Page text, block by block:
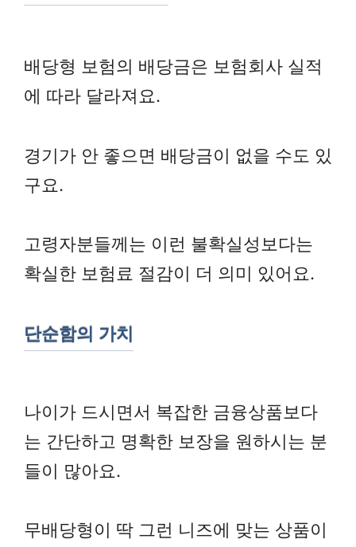
배당형 보험의 배당금은 보험회사 실적
에 따라 달라져요.
경기가 안 좋으면 배당금이 없을 수도 있
구요.
고령자분들께는 이런 불확실성보다는
확실한 보험료 절감이 더 의미 있어요.
단순함의 가치
나이가 드시면서 복잡한 금융상품보다
는 간단하고 명확한 보장을 원하시는 분
들이 많아요.
무배당형이 딱 그런 니즈에 맞는 상품이